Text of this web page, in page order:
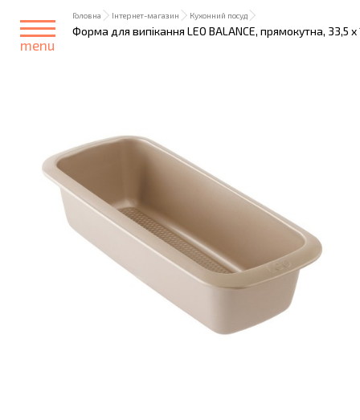
menu
Головна Інтернет-магазин Кухонний посуд
Форма для випікання LEO BALANCE, прямокутна, 33,5 x